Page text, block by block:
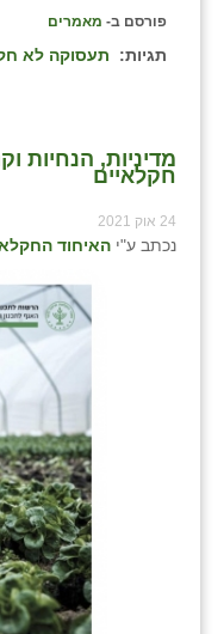
פורסם ב- מאמרים
תגיות: תעסוקה לא
מדיניות, הנחיות
חקלאיים
24 אוק 2021
נכתב ע"י האיחוד